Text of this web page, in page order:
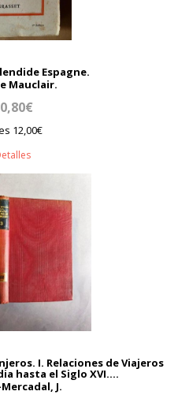
Espagne.
Mauclair.
12,00€
I. Relaciones de Viajeros
hasta el Siglo XVI....
J.